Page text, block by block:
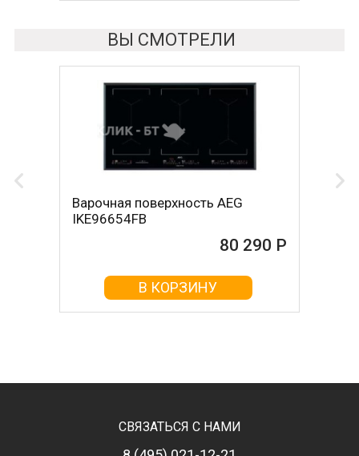
ВЫ СМОТРЕЛИ
Варочная поверхность AEG
IKE96654FB
80 290 Р
В КОРЗИНУ
СВЯЗАТЬСЯ С НАМИ